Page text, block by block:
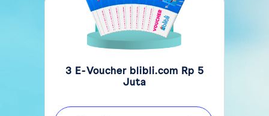
3 E-Voucher blibli.com Rp 5
Juta